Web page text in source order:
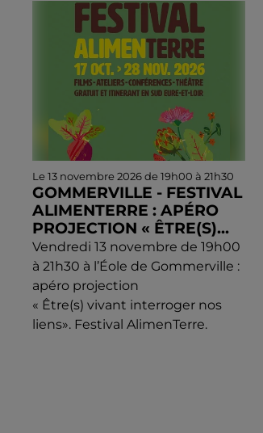
Le 13 novembre 2026 de 19h00 à 21h30
GOMMERVILLE - FESTIVAL
ALIMENTERRE : APÉRO
PROJECTION « ÊTRE(S)...
Vendredi 13 novembre de 19h00
à 21h30 à l’Éole de Gommerville :
apéro projection
« Être(s) vivant interroger nos
liens». Festival AlimenTerre.